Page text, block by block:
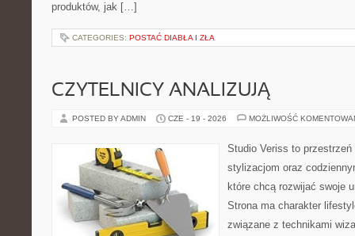
produktów, jak […]
CATEGORIES: POSTAĆ DIABŁA I ZŁA
CZYTELNICY ANALIZUJĄ
POSTED BY ADMIN CZE - 19 - 2026 MOŻLIWOŚĆ
Studio Veriss to
stylizacjom oraz
które chcą rozwijać swoje
Strona ma charakter
związane z technikami